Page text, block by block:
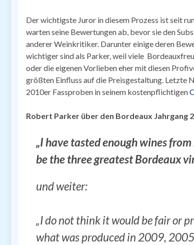
Der wichtigste Juror in diesem Prozess ist seit
warten seine Bewertungen ab, bevor sie den
anderer Weinkritiker. Darunter einige deren
wichtiger sind als Parker, weil viele
oder die eigenen Vorlieben eher mit diesen
größten Einfluss auf die Preisgestaltung. Letzte
2010er Fassproben in seinem kostenpflichtigen
Robert Parker über den Bordeaux Jahrgang
„I have tasted enough wines
be the three greatest Bordeaux
und weiter:
„I do not think it would be fair or
what was produced in 2009,